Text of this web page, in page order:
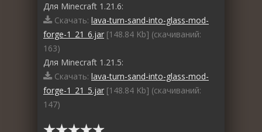
Для Minecraft 1.21.6:
Скачать: lava-turn-sand-into-glass-mod-
forge-1_21_6.jar [148.84 Kb] (cкачиваний:
163)
Для Minecraft 1.21.5:
Скачать: lava-turn-sand-into-glass-mod-
forge-1_21_5.jar [148.84 Kb] (cкачиваний:
147)